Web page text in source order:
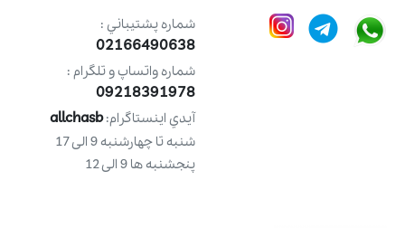
شماره پشتيباني :
02166490638
شماره واتساپ و تلگرام :
09218391978
آيدي اينستاگرام:allchasb
شنبه تا چهارشنبه 9 الی 17
پنجشنبه ها 9 الی 12